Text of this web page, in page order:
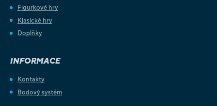
Figurkové hry
Klasické hry
Doplňky
INFORMACE
Kontakty
Bodový systém